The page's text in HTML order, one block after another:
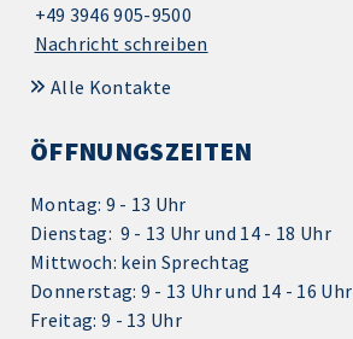
+49 3946 905-9500
Nachricht schreiben
Alle Kontakte
ÖFFNUNGSZEITEN
Montag: 9 - 13 Uhr
Dienstag: 9 - 13 Uhr und 14 - 18 Uhr
Mittwoch: kein Sprechtag
Donnerstag: 9 - 13 Uhr und 14 - 16 Uhr
Freitag: 9 - 13 Uhr